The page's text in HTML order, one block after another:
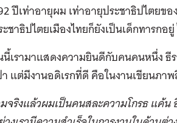
ปีเท่าอายุผม เท่าอายุประชาธิปไตยข
ชาธิปไตยเมืองไทยก็ยังเป็นเด็กทารกอ
เรามาแสดงความยินดีกับคนคนหนึ่ง
แต่มีงานอดิเรกที่ดี คือในงานเขียนภา
จริงแล้วผมเป็นคนสละความโกรธ แค้